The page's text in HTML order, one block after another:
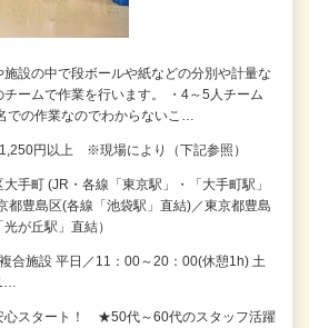
施設の中で段ボールや紙などの分別や計量な
チームで作業を行います。 ・4～5人チーム
での作業なのでわからないこ…
円以上 ※現場により（下記参照）
手町 (JR・各線「東京駅」・「大手町駅」
都豊島区(各線「池袋駅」直結)／東京都豊島
が丘駅」直結）
複合施設 平日／11：00～20：00(休憩1h) 土
心スタート！ ★50代～60代のスタッフ活躍